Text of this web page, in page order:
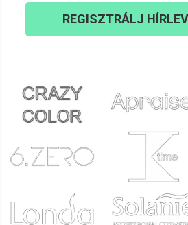
2021.11.26. 17:00
Hajnalka 2021.10.17. 09:21
2021.10.04. 04:48
Mónika 2021.09.16. 08:34
REGISZTRÁLJ